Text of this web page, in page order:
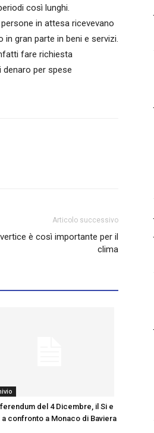
così lunghi.
in attesa ricevevano
gran parte in beni e servizi.
fare richiesta
denaro per spese
Articolo successivo
è così importante per il
clima
del 4 Dicembre, il Si e
a confronto a Monaco di Baviera